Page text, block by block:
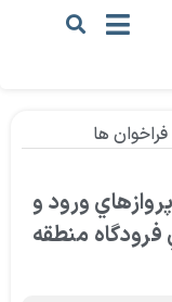
ها
ورود و
فرودگاه منطقه